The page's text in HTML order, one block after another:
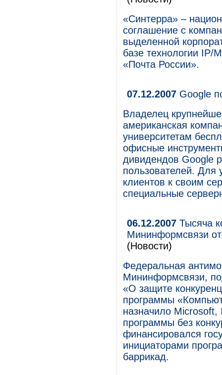
«Синтерра» –
соглашение с
выделенной
базе технологии IP/
«Почта России».
07.12.2007 Google
Владелец
американская
университетам
офисные
дивидендов Google
пользователей. Для
клиентов к своим
специальные
06.12.2007 Тысяча
Мининформсвязи
(Новости)
Федеральная
Мининформсвязи,
«О защите
программы
назначило
программы без
финансировался
инициаторами
баррикад.